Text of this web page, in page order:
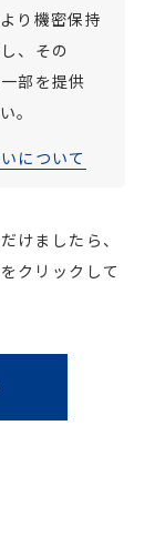
り機密保持
、その
部を提供
。
について
けましたら、
クリックして